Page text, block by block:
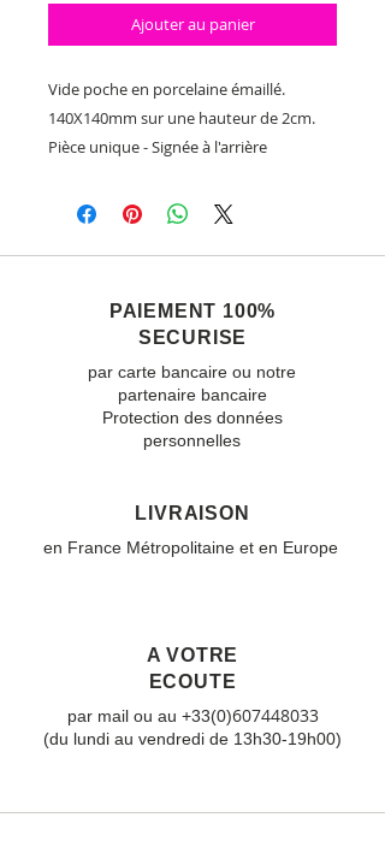
Ajouter au panier
Vide poche en porcelaine émaillé.
140X140mm sur une hauteur de 2cm.
Pièce unique - Signée à l'arrière
PAIEMENT 100%
SECURISE
par carte bancaire ou notre
partenaire bancaire
Protection des données
personnelles
LIVRAISON
en France Métropolitaine et en Europe
A VOTRE
ECOUTE
par mail ou au +33(0)607448033
(du lundi au vendredi de 13h30-19h00)